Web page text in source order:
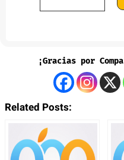
¡Gracias por
Related Posts: